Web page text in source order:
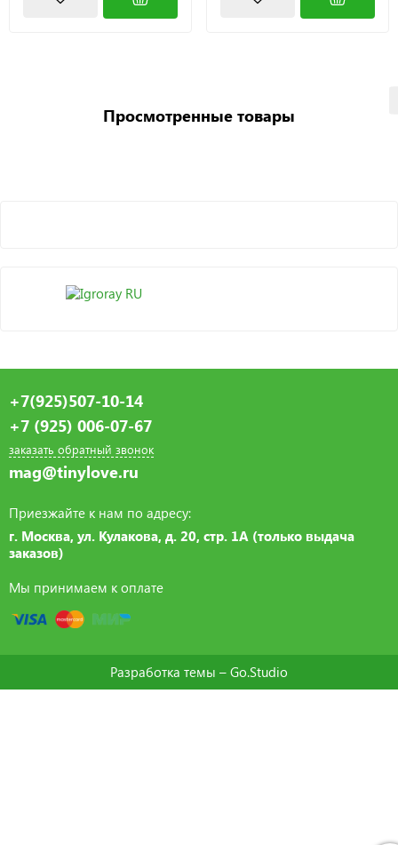
Просмотренные товары
+7(925)507-10-14
+7 (925) 006-07-67
заказать обратный звонок
mag@tinylove.ru
Приезжайте к нам по адресу:
г. Москва, ул. Кулакова, д. 20, стр. 1А (только выдача
заказов)
Мы принимаем к оплате
Разработка темы – Go.Studio